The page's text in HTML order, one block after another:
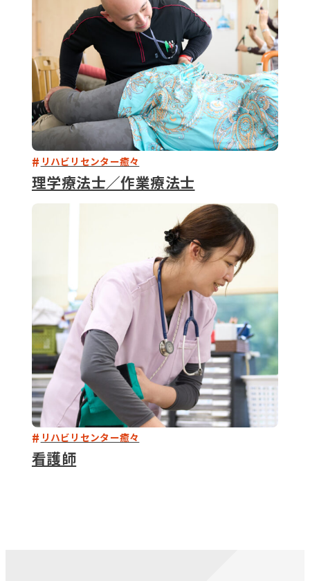
ENTRY 079-
(
リハビリセンター癒々
理学療法士／作業療法士
リハビリセンター癒々
看護師